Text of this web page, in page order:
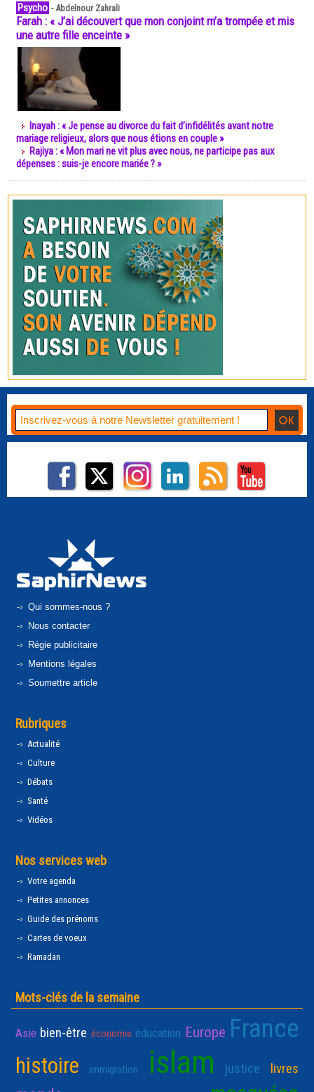
Psycho -Abdelnour Zahrali
Farah : « J’ai découvert que mon conjoint m’a trompée et mis
une autre fille enceinte »
Inayah : « Je pense au divorce du fait d’infidélités avant notre
mariage religieux, alors que nous étions en couple »
Rajiya : « Mon mari ne vit plus avec nous, ne participe pas aux
dépenses : suis-je encore mariée ? »
Qui sommes-nous ?
Nous contacter
Régie publicitaire
Mentions légales
Soumettre article
Rubriques
Actualité
Culture
Débats
Santé
Vidéos
Nos services web
Votre agenda
Petites annonces
Guide des prénoms
Cartes de voeux
Ramadan
Mots-clés de la semaine
Asie bien-être économie éducation Europe France
histoire immigration islam justice livres